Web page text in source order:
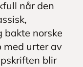
når den
bakte norske
med urter av
blir